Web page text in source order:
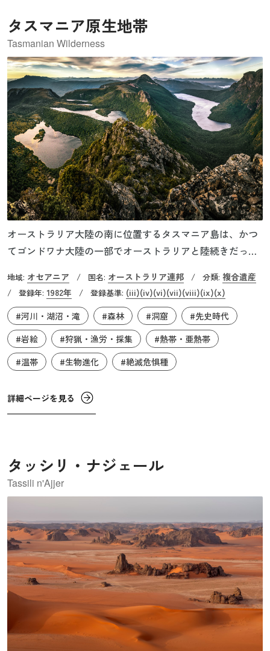
タスマニア原生地帯
Tasmanian Wilderness
オーストラリア大陸の南に位置するタスマニア島は、かつ
てゴンドワナ大陸の一部でオーストラリアと陸続きだった
海峡で隔てられました。タスマニア島では、太古の姿を保
った植物や独自の進化を遂げた動物が見られます。1982年
に自然遺産として世界遺産登録されましたが、1989年には
文化遺産の価値も認められて、複合遺産になりました。氷
河の流動によって大地が浸食され、平坦な山頂や荒々しい
斜面、多数の湖が誕生し、世界最大規模の壮観な原生地帯
る、総面積約1万5,842㎢のエリアが登録されています。
地域: オセアニア / 国名: オーストラリア連邦 / 分類: 複合遺産
/ 登録年: 1982年 / 登録基準: (iii)(iv)(vi)(vii)(viii)(ix)(x)
#河川・湖沼・滝
#森林 #洞窟
#先史時代
#岩絵
#狩猟・漁労・採集
#熱帯・亜熱帯
#温帯
#生物進化 #絶滅危惧種
詳細ページを見る
タッシリ・ナジェール
Tassili n'Ajjer